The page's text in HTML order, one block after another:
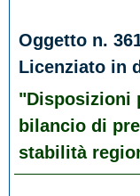
Oggetto n.
Licenziato in
"Disposizioni
bilancio di
stabilità